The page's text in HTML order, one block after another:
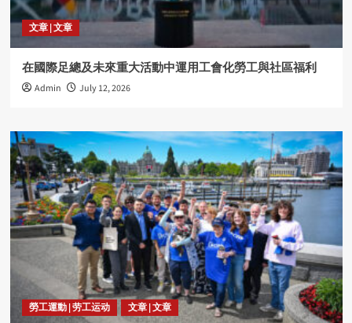
文章 | 文章
在國際足總及未來重大活動中運用工會化勞工與社區福利
Admin July 12, 2026
勞工運動 | 劳工运动 文章 | 文章